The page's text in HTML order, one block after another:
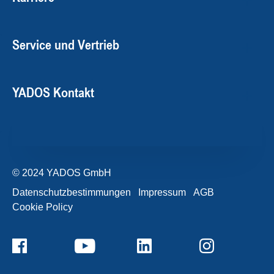
Service und Vertrieb
YADOS Kontakt
© 2024 YADOS GmbH
Datenschutzbestimmungen
Impressum
AGB
Cookie Policy